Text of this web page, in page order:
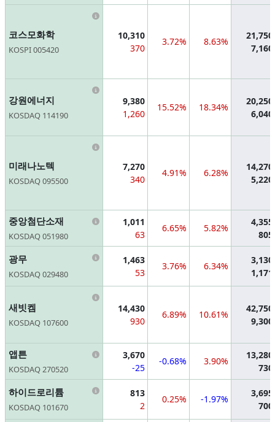
코스모화학
KOSPI 005420
Information
10,310
370
3.72% 8.63%
21,750
7,160
강원에너지
KOSDAQ 114190
Information
9,380
1,260
15.52% 18.34%
20,250
6,040
미래나노텍
KOSDAQ 095500
Information
7,270
340
4.91% 6.28%
14,270
5,220
중앙첨단소재
KOSDAQ 051980
Information
1,011
63
6.65% 5.82%
4,355
805
광무
KOSDAQ 029480
Information
1,463
53
3.76% 6.34%
3,130
1,171
새빗켐
KOSDAQ 107600
Information
14,430
930
6.89% 10.61%
42,750
9,300
앱튼
KOSDAQ 270520
Information
3,670
-25
-0.68% 3.90%
13,280
730
하이드로리튬
KOSDAQ 101670
Information
813
2
0.25% -1.97%
3,695
700